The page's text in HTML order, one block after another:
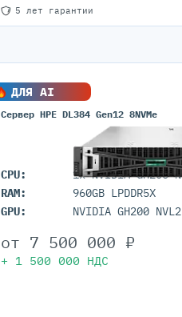
5 лет гарантии
ДЛЯ AI
Сервер HPE DL384 Gen12 8NVMe
CPU:
RAM:
960GB LPDDR5X
GPU:
NVIDIA GH200 NVL2
от 7 500 000 ₽
+ 1 500 000 НДС